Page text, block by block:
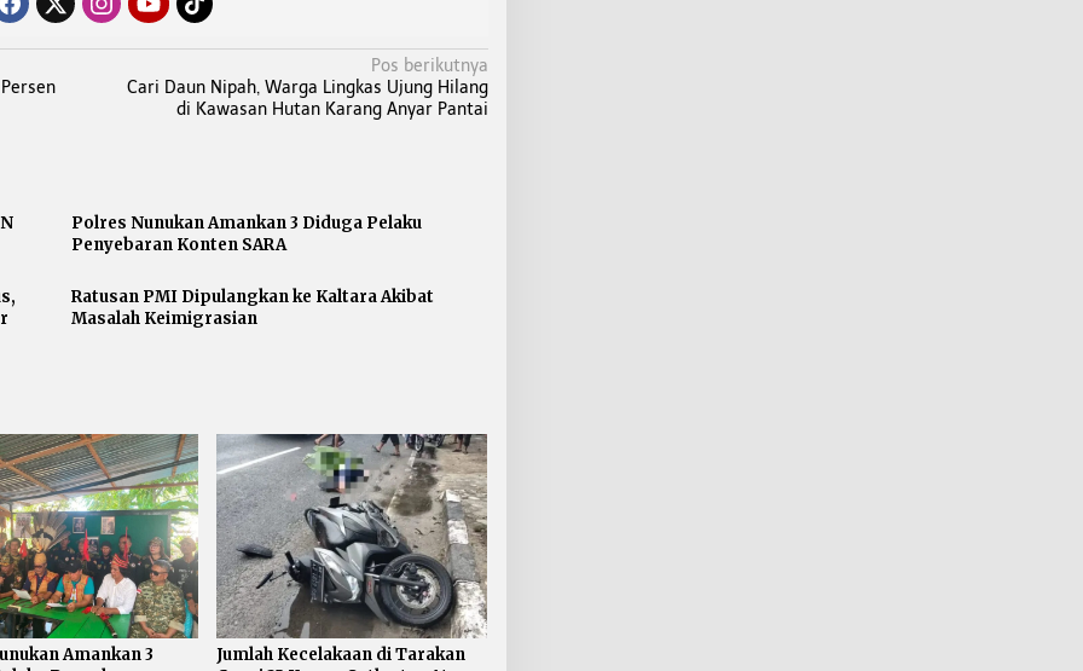
Pos berikutnya
Cari Daun Nipah, Warga Lingkas Ujung Hilang
di Kawasan Hutan Karang Anyar Pantai
Polres Nunukan Amankan 3 Diduga Pelaku
Penyebaran Konten SARA
Ratusan PMI Dipulangkan ke Kaltara Akibat
Masalah Keimigrasian
Amankan 3
Jumlah Kecelakaan di Tarakan